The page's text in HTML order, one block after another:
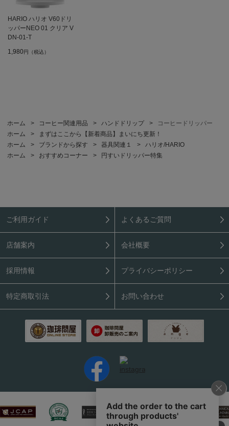
HARIO ハリオ V60ドリ
ッパーNEO 01 クリア V
DN-01-T
1,980 円（税込）
ホーム > コーヒー関連用品 > ハンドドリップ >
コーヒードリッパー
ホーム
>
まずはここから【新着商品】まいにち更新！
ホーム
> ブランドから探す > 器具関連１ >
ハリオ/HARIO
ホーム
> おすすめコーナー > 円すいドリッパー特集
ご利用ガイド よくあるご質問
店舗案内 会社概要
採用情報 プライバシーポリシー
特定商取引法 お問い合わせ